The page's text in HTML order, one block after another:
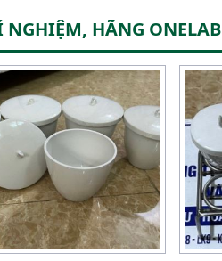
HÃNG ONELAB